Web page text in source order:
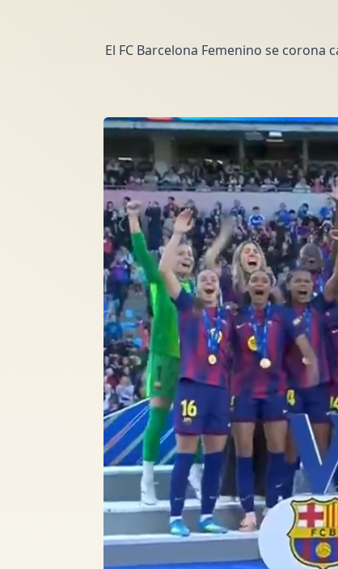
El FC Barcelona Femenino se corona